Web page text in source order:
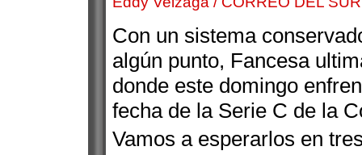
Con un sistema
algún punto, Fancesa
donde este domingo
fecha de la Serie C de la
Vamos a esperarlos en